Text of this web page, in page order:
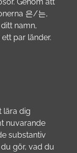
은/는,
namn,
par länder.
lära dig
nuvarande
substantiv
gör, vad du